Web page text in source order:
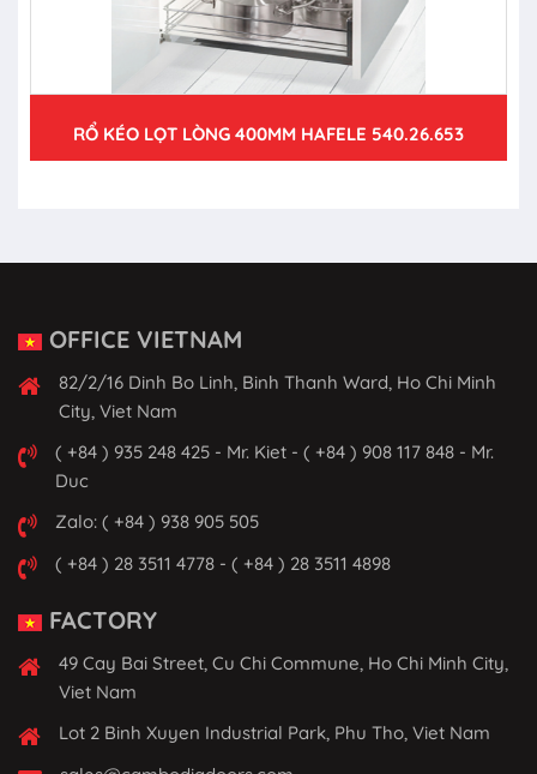
RỔ KÉO LỌT LÒNG 400MM HAFELE 540.26.653
OFFICE VIETNAM
82/2/16 Dinh Bo Linh, Binh Thanh Ward, Ho Chi Minh
City, Viet Nam
( +84 ) 935 248 425 - Mr. Kiet - ( +84 ) 908 117 848 - Mr.
Duc
Zalo: ( +84 ) 938 905 505
( +84 ) 28 3511 4778 - ( +84 ) 28 3511 4898
FACTORY
49 Cay Bai Street, Cu Chi Commune, Ho Chi Minh City,
Viet Nam
Lot 2 Binh Xuyen Industrial Park, Phu Tho, Viet Nam